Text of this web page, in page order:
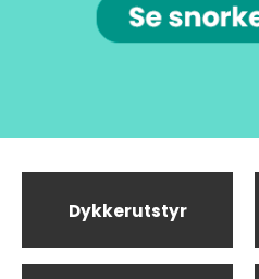
Dykkerutstyr